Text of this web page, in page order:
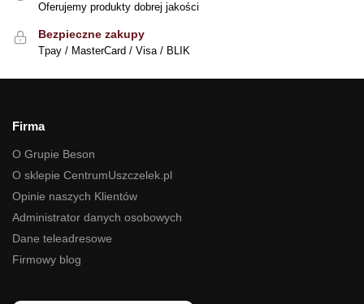
Oferujemy produkty dobrej jakości
Bezpieczne zakupy
Tpay / MasterCard / Visa / BLIK
Firma
O Grupie Beson
O sklepie CentrumUszczelek.pl
Opinie naszych Klientów
Administrator danych osobowych
Dane teleadresowe
Firmowy blog